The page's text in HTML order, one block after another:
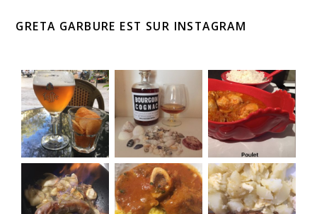
GRETA GARBURE EST SUR INSTAGRAM